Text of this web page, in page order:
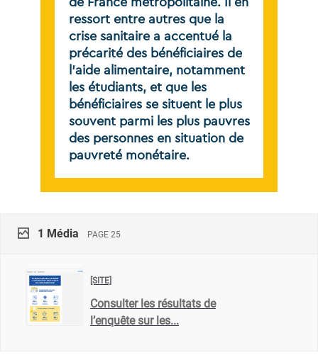
ressort entre autres que la
crise sanitaire a accentué la
précarité des bénéficiaires de
l’aide alimentaire, notamment
les étudiants, et que les
bénéficiaires se situent le plus
souvent parmi les plus pauvres
des personnes en situation de
pauvreté monétaire.
1 Média PAGE 25
[SITE]
Consulter les résultats de
l’enquête sur les...